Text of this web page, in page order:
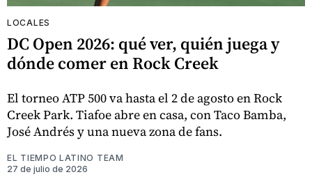
LOCALES
DC Open 2026: qué ver, quién juega y
dónde comer en Rock Creek
El torneo ATP 500 va hasta el 2 de agosto en Rock
Creek Park. Tiafoe abre en casa, con Taco Bamba,
José Andrés y una nueva zona de fans.
EL TIEMPO LATINO TEAM
27 de julio de 2026